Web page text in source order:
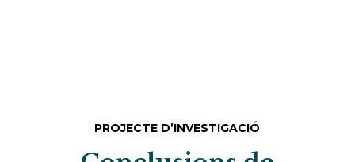
PROJECTE D’INVESTIGACIÓ